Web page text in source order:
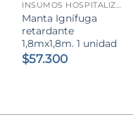
INSUMOS HOSPITALIZACIÓN
Manta Ignífuga
retardante
1,8mx1,8m. 1 unidad
$57.300